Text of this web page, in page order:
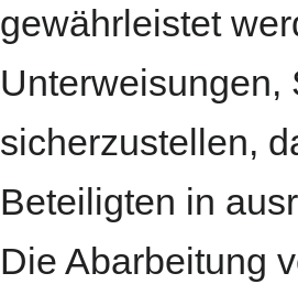
gewährleistet
Unterweisungen,
sicherzustellen,
Beteiligten in
Die Abarbeitung